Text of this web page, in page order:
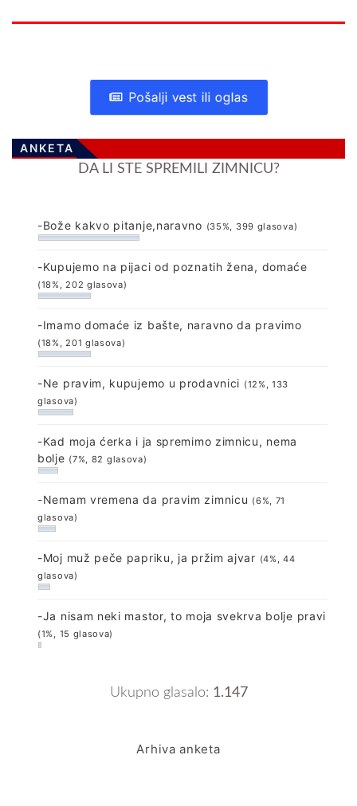
Pošalji vest ili oglas
ANKETA
DA LI STE SPREMILI ZIMNICU?
-Bože kakvo pitanje,naravno (35%, 399 glasova)
-Kupujemo na pijaci od poznatih žena, domaće
(18%, 202 glasova)
-Imamo domaće iz bašte, naravno da pravimo
(18%, 201 glasova)
-Ne pravim, kupujemo u prodavnici (12%, 133
glasova)
-Kad moja ćerka i ja spremimo zimnicu, nema
bolje (7%, 82 glasova)
-Nemam vremena da pravim zimnicu (6%, 71
glasova)
-Moj muž peče papriku, ja pržim ajvar (4%, 44
glasova)
-Ja nisam neki mastor, to moja svekrva bolje pravi
(1%, 15 glasova)
Ukupno glasalo: 1.147
Arhiva anketa